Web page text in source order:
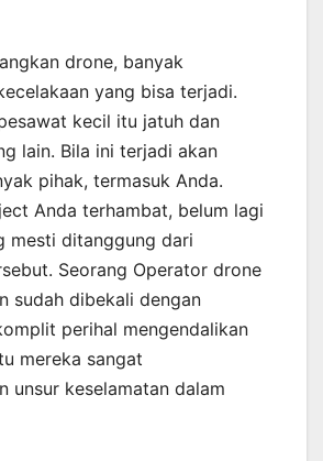
drone, banyak
yang bisa terjadi.
kecil itu jatuh dan
lain. Bila ini terjadi akan
pihak, termasuk Anda.
Anda terhambat, belum lagi
mesti ditanggung dari
Seorang Operator drone
sudah dibekali dengan
perihal mengendalikan
mereka sangat
unsur keselamatan dalam